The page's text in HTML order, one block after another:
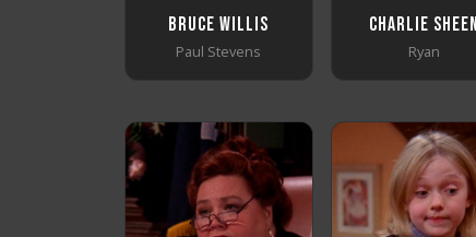
Bruce Willis
Paul Stevens
Charlie Sheen
Ryan